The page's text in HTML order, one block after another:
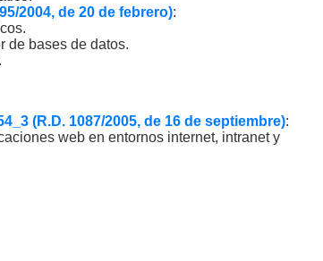
2004, de 20 de febrero):
de bases de datos.
(R.D. 1087/2005, de 16 de septiembre):
web en entornos internet, intranet y